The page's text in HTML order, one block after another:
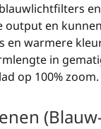
en
en warmere
in
op 100% zoom.